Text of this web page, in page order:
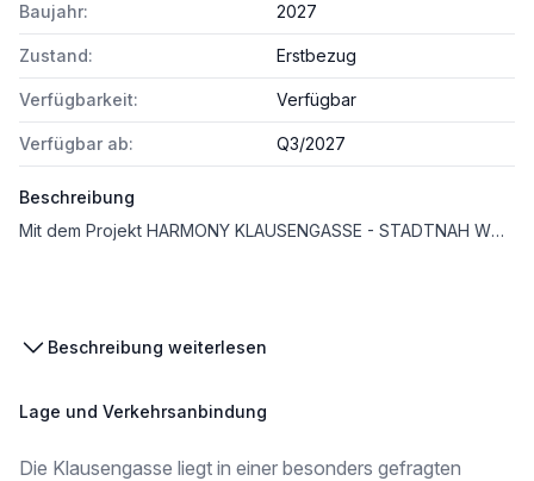
Baujahr: 2027
Zustand: Erstbezug
Verfügbarkeit: Verfügbar
Verfügbar ab: Q3/2027
Beschreibung
Mit dem Projekt HARMONY KLAUSENGASSE - STADTNAH WOHNEN. IM GRÜNEN LEBEN entsteht eines der exklusivsten Projekte in Vösendorf bestehend aus 10 Reihenhäusern, Terrassen, Gärten und 20 PKW Abstellplätzen. Besonderes Augenmerk liegt auf der gehobenen Ausstattung: Massive Ziegelbauweise, Fußbodenheizung für die Wintermonate und Kühldecken als beste Alternative zur Klimaanlage in den Sommermonaten. Edle Eichenparkettböden, zargenlose Innentüren sowie eine Alarmanlage sorgen für modernen Wohnkomfort und ein sicheres Zuhause. Das Haus 7 bietet eine ansprechende Raumhöhe von ca. 2,65m und empfängt Sie mit einem einladenden Eingangsbereich, der über eine Garderobe, ein WC und einen praktischen Abstellraum verfügt. Der offene Wohnbereich erstreckt sich über ca. 35,5m² und bietet Platz für eine stilvolle Küche sowie einen großen Esstisch und ein komfortables Sofa. Ein XXL Schiebeelement eröffnet den Zugang zum praktisch angelegten Garten. Über eine elegante Treppe gelangt man in das erste Obergeschoss, das zwei großzügige angelegte Zimmer, ein WC sowie ein Badezimmer mit Badewanne, Dusche und Doppelhandwaschbecken beherbergt. Ein weiteres Highlight ist das Dachgeschoss dieses mit zwei hellen und freundlichen Zimmern einen praktischen Abstellraum sowie einem weiteren Badezimmer mit Dusche, Doppelhandwaschbecken und WC ausgestattet ist. Der Einheit stehen 2 PKW Abstellplätze zur Verfügung und können jeweils um EUR 11.500,- erworben werden.
Beschreibung weiterlesen
Lage und Verkehrsanbindung
Die Klausengasse liegt in einer besonders gefragten